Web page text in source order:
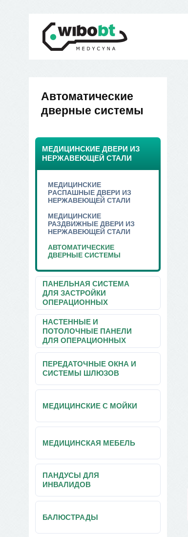
Автоматические
дверные системы
МЕДИЦИНСКИЕ ДВЕРИ ИЗ
НЕРЖАВЕЮЩЕЙ СТАЛИ
МЕДИЦИНСКИЕ
PАСПАШНЫЕ ДВЕРИ ИЗ
НЕРЖАВЕЮЩЕЙ СТАЛИ
МЕДИЦИНСКИЕ
РАЗДВИЖНЫЕ ДВЕРИ ИЗ
НЕРЖАВЕЮЩЕЙ СТАЛИ
АВТОМАТИЧЕСКИЕ
ДВЕРНЫЕ СИСТЕМЫ
ПАНЕЛЬНАЯ СИСТЕМА
ДЛЯ ЗАСТРОЙКИ
ОПЕРАЦИОННЫХ
НАСТЕННЫЕ И
ПОТОЛОЧНЫЕ ПАНЕЛИ
ДЛЯ ОПЕРАЦИОННЫХ
ПЕРЕДАТОЧНЫЕ ОКНА И
СИСТЕМЫ ШЛЮЗОВ
МЕДИЦИНСКИЕ С МОЙКИ
МЕДИЦИНСКАЯ МЕБЕЛЬ
ПАНДУСЫ ДЛЯ
ИНВАЛИДОВ
БАЛЮСТРАДЫ